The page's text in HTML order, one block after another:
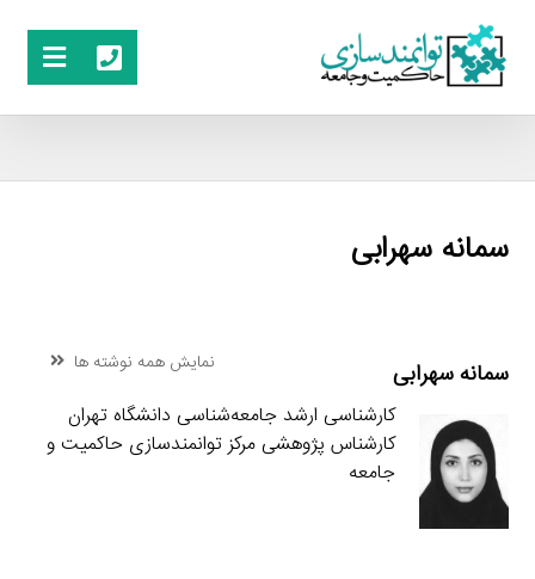
سمانه سهرابی
سمانه سهرابی نمایش همه نوشته ها
کارشناسی ارشد جامعه‌شناسی دانشگاه تهران
کارشناس پژوهشی مرکز توانمندسازی حاکمیت و
جامعه